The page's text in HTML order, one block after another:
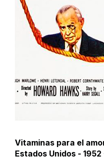
Vitaminas para el
Estados Unidos -